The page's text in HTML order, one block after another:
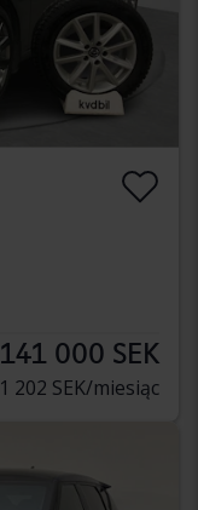
141 000 SEK
1 202 SEK/miesiąc